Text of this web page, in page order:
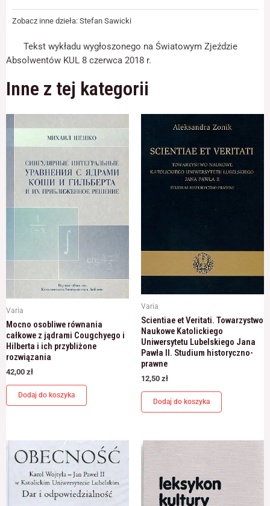
uniwersytetu
katolickiego
Lublinie.
wyzwania
Zobacz inne dzieła: Stefan Sawicki
Tekst wykładu wygłoszonego na Światowym Zjeździe
Absolwentów KUL 8 czerwca 2018 r.
Inne z tej kategorii
Varia
Mocno osobliwe równania
całkowe z jądrami Cougchyego i
Hilberta i ich przybliżone
rozwiązania
42,00 zł
Dodaj do koszyka
Varia
Scientiae et Veritati. Towarzystwo
Naukowe Katolickiego
Uniwersytetu Lubelskiego Jana
Pawła II. Studium historyczno-
prawne
12,50 zł
Dodaj do koszyka
funkcje znikną ze
zachowania
podczas
strony, zwiększasz
szansę na
zobaczenie
spersonalizowanych
treści i ofert.